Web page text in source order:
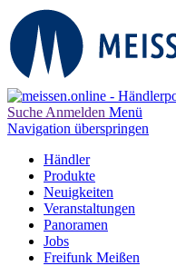
Suche Anmelden Menü
Navigation überspringen
Händler
Produkte
Neuigkeiten
Veranstaltungen
Panoramen
Jobs
Freifunk Meißen